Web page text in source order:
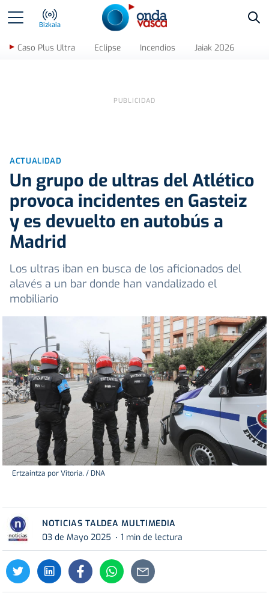
Bizkaia
Caso Plus Ultra Eclipse Incendios Jaiak 2026
ACTUALIDAD
Un grupo de ultras del Atlético
provoca incidentes en Gasteiz
y es devuelto en autobús a
Madrid
Los ultras iban en busca de los aficionados del
alavés a un bar donde han vandalizado el
mobiliario
Ertzaintza por Vitoria. / DNA
NOTICIAS TALDEA MULTIMEDIA
03 de Mayo 2025
1 min de lectura